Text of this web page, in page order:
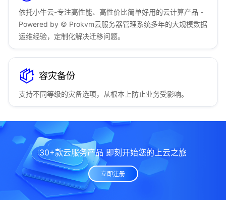
依托小牛云-专注高性能、高性价比简单好用的云计算产品 -
Powered by © Prokvm云服务器管理系统多年的大规模数据
运维经验，定制化解决迁移问题。
容灾备份
支持不同等级的灾备选项，从根本上防止业务受影响。
30+款云服务产品 即刻开始您的上云之旅
立即注册